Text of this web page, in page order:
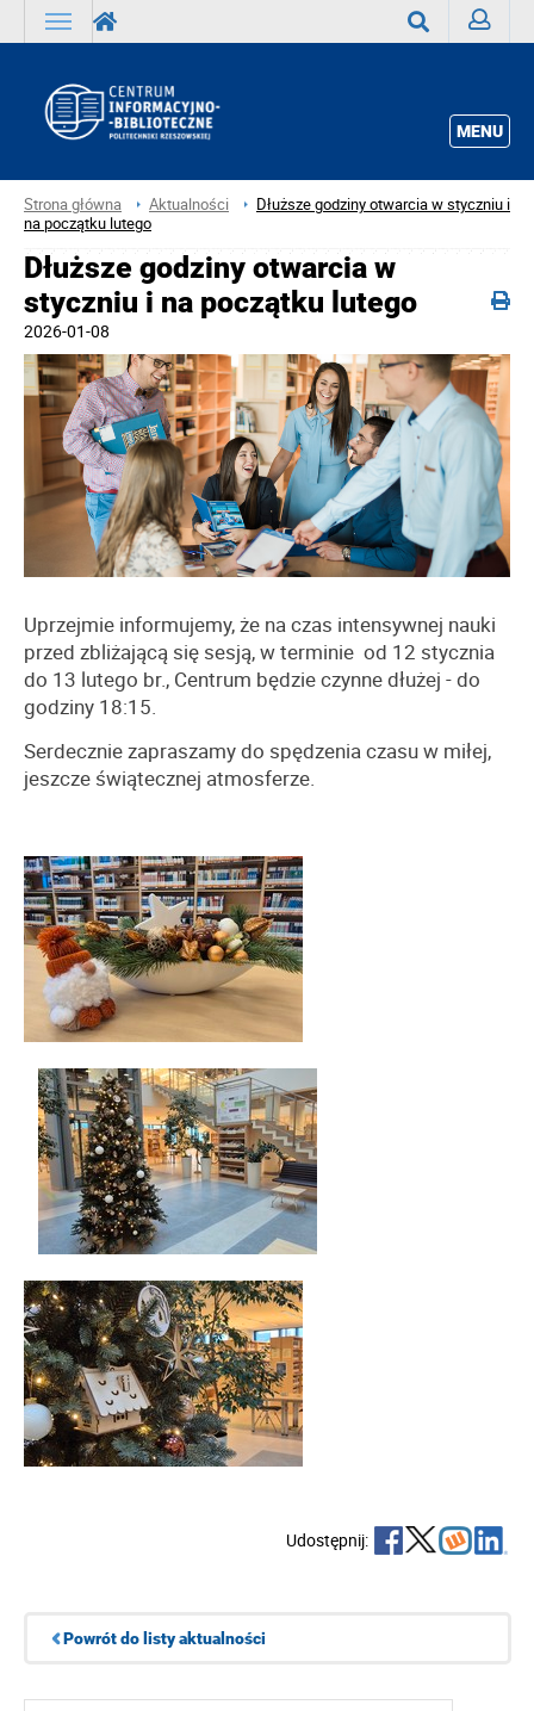
MENU
Strona główna Aktualności
Dłuższe godziny otwarcia w styczniu i
na początku lutego
Dłuższe godziny otwarcia w
styczniu i na początku lutego
2026-01-08
Uprzejmie informujemy, że na czas intensywnej nauki
przed zbliżającą się sesją, w terminie od 12 stycznia
do 13 lutego br., Centrum będzie czynne dłużej - do
godziny 18:15.
Serdecznie zapraszamy do spędzenia czasu w miłej,
jeszcze świątecznej atmosferze.
Udostępnij:
Powrót do listy aktualności